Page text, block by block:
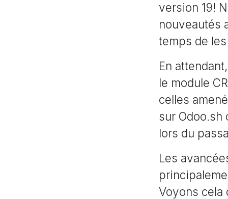
version 19!
nouveautés
temps de
En
le module
celles
sur
lors du
Les
Voyons cela